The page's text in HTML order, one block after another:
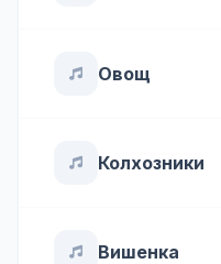
Овощ
Колхозники
Вишенка